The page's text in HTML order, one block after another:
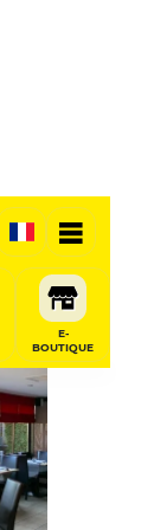
E-
BOUTIQUE